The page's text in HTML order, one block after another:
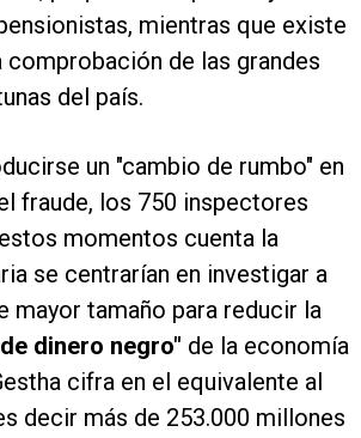
mientras que existe
comprobación de las grandes
del país.
un "cambio de rumbo" en
fraude, los 750 inspectores
momentos cuenta la
se centrarían en investigar a
mayor tamaño para reducir la
dinero negro" de la economía
cifra en el equivalente al
decir más de 253.000 millones